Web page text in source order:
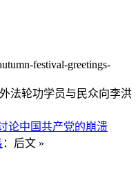
festival-greetings-
法轮功学员与民众向李洪
论中国共产党的崩溃
：后文 »